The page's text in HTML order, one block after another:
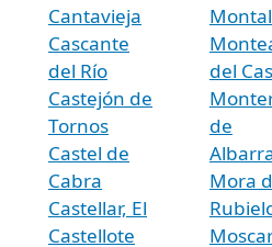
Cantavieja
Cascante
del Río
Castejón de
Tornos
Castel de
Cabra
Castellar, El
Castellote
del
de
Mora